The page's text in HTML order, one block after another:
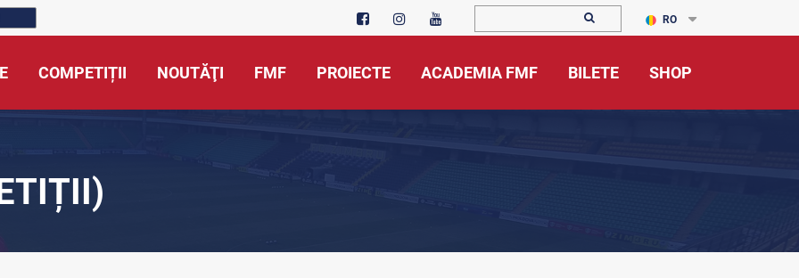
RO
COMPETIȚII NOUTĂŢI FMF PROIECTE ACADEMIA FMF BILETE SHOP